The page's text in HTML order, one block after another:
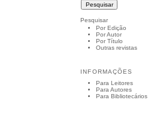
Pesquisar
Por Edição
Por Autor
Por Título
Outras revistas
INFORMAÇÕES
Para Leitores
Para Autores
Para Bibliotecários